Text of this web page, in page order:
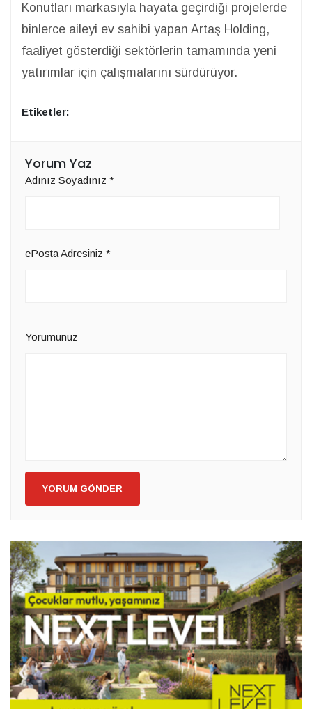
Konutları markasıyla hayata geçirdiği projelerde
binlerce aileyi ev sahibi yapan Artaş Holding,
faaliyet gösterdiği sektörlerin tamamında yeni
yatırımlar için çalışmalarını sürdürüyor.
Etiketler:
Yorum Yaz
Adınız Soyadınız *
ePosta Adresiniz *
Yorumunuz
YORUM GÖNDER